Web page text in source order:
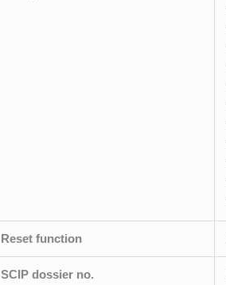
Reset function
SCIP dossier no.